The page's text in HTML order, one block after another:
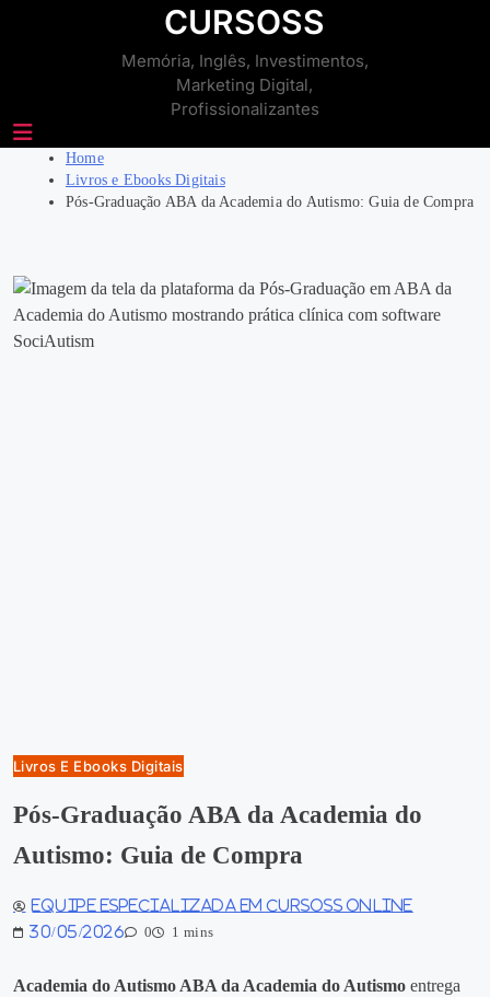
CURSOSS
Memória, Inglês, Investimentos,
Marketing Digital,
Profissionalizantes
Home
Livros e Ebooks Digitais
Pós-Graduação ABA da Academia do Autismo: Guia de Compra
Livros E Ebooks Digitais
Pós-Graduação ABA da Academia do
Autismo: Guia de Compra
Equipe especializada em Cursoss Online
30/05/2026
0 1 mins
Academia do Autismo ABA da Academia do Autismo entrega